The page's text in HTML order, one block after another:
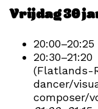
Vrijdag 30
(Flatlands-
dancer/
composer/